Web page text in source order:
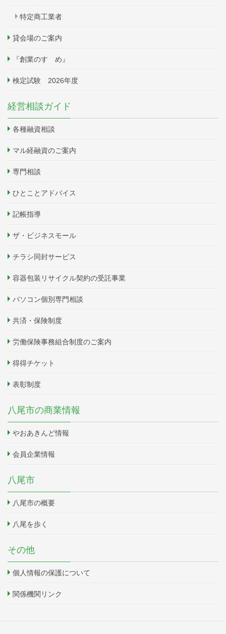
特定商工業者
貸会場のご案内
『創業のすゝめ』
検定試験 2026年度
経営相談ガイド
各種融資相談
マル経融資のご案内
専門相談
ひとことアドバイス
記帳指導
ザ・ビジネスモール
チラシ同封サービス
容器包装リサイクル契約の受託事業
パソコン個別専門相談
共済・保険制度
労働保険事務組合制度のご案内
得得チケット
表彰制度
八尾市の商業情報
やおあきんど情報
会員企業情報
八尾市
八尾市の概要
八尾を歩く
その他
個人情報の保護について
関係機関リンク